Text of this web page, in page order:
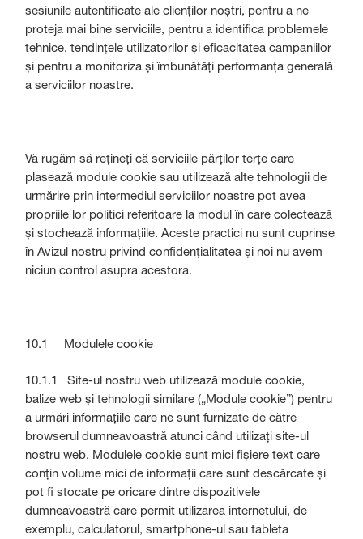
sesiunile autentificate ale clienților noștri, pentru a ne
proteja mai bine serviciile, pentru a identifica problemele
tehnice, tendințele utilizatorilor și eficacitatea campaniilor
și pentru a monitoriza și îmbunătăți performanța generală
a serviciilor noastre.
Vă rugăm să rețineți că serviciile părților terțe care
plasează module cookie sau utilizează alte tehnologii de
urmărire prin intermediul serviciilor noastre pot avea
propriile lor politici referitoare la modul în care colectează
și stochează informațiile. Aceste practici nu sunt cuprinse
în Avizul nostru privind confidențialitatea și noi nu avem
niciun control asupra acestora.
10.1 Modulele cookie
10.1.1 Site-ul nostru web utilizează module cookie,
balize web și tehnologii similare („Module cookie”) pentru
a urmări informațiile care ne sunt furnizate de către
browserul dumneavoastră atunci când utilizați site-ul
nostru web. Modulele cookie sunt mici fișiere text care
conțin volume mici de informații care sunt descărcate și
pot fi stocate pe oricare dintre dispozitivele
dumneavoastră care permit utilizarea internetului, de
exemplu, calculatorul, smartphone-ul sau tableta